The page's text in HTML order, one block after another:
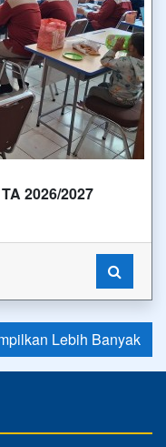
2026/2027
Lebih Banyak